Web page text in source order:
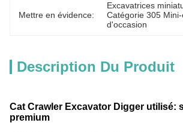
Mettre en évidence:
Excavatrices
Catégorie 305
d'occasion
Description Du Produit
Cat Crawler Excavator Digger utilisé:
premium